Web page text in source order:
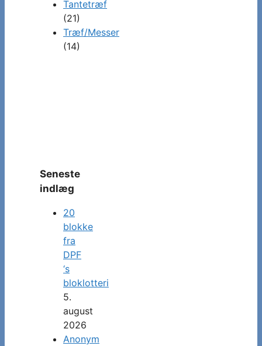
Tantetræf
(21)
Træf/Messer
(14)
Seneste
indlæg
20
blokke
fra
DPF
‘s
bloklotteri
5.
august
2026
Anonym